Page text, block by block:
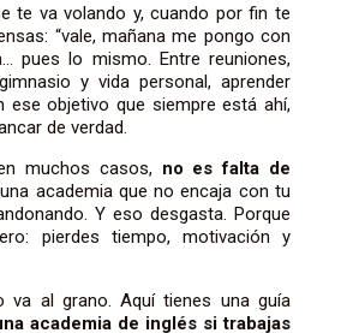
te va volando y, cuando por fin te
“vale, mañana me pongo con
pues lo mismo. Entre reuniones,
y vida personal, aprender
ese objetivo que siempre está ahí,
de verdad.
muchos casos, no es falta de
una academia que no encaja con tu
Y eso desgasta. Porque
pierdes tiempo, motivación y
va al grano. Aquí tienes una guía
academia de inglés si trabajas